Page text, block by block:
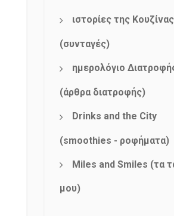
ιστορίες της Κουζίνας
(συνταγές)
ημερολόγιο
(άρθρα διατροφής)
Drinks and the City
(smoothies - ροφήματα)
Miles and Smiles (τα
μου)